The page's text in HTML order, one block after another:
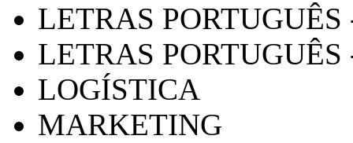
LETRAS
LETRAS PORTUGUÊS
LOGÍSTICA
MARKETING